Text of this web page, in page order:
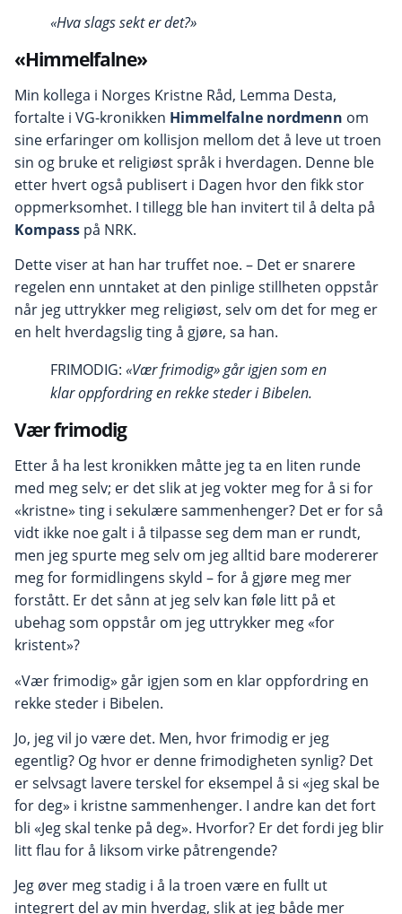
«Hva slags sekt er det?»
«Himmelfalne»
Min kollega i Norges Kristne Råd, Lemma Desta,
fortalte i VG-kronikken Himmelfalne nordmenn om
sine erfaringer om kollisjon mellom det å leve ut troen
sin og bruke et religiøst språk i hverdagen. Denne ble
etter hvert også publisert i Dagen hvor den fikk stor
oppmerksomhet. I tillegg ble han invitert til å delta på
Kompass på NRK.
Dette viser at han har truffet noe. – Det er snarere
regelen enn unntaket at den pinlige stillheten oppstår
når jeg uttrykker meg religiøst, selv om det for meg er
en helt hverdagslig ting å gjøre, sa han.
FRIMODIG: «Vær frimodig» går igjen som en
klar oppfordring en rekke steder i Bibelen.
Vær frimodig
Etter å ha lest kronikken måtte jeg ta en liten runde
med meg selv; er det slik at jeg vokter meg for å si for
«kristne» ting i sekulære sammenhenger? Det er for så
vidt ikke noe galt i å tilpasse seg dem man er rundt,
men jeg spurte meg selv om jeg alltid bare modererer
meg for formidlingens skyld – for å gjøre meg mer
forstått. Er det sånn at jeg selv kan føle litt på et
ubehag som oppstår om jeg uttrykker meg «for
kristent»?
«Vær frimodig» går igjen som en klar oppfordring en
rekke steder i Bibelen.
Jo, jeg vil jo være det. Men, hvor frimodig er jeg
egentlig? Og hvor er denne frimodigheten synlig? Det
er selvsagt lavere terskel for eksempel å si «jeg skal be
for deg» i kristne sammenhenger. I andre kan det fort
bli «Jeg skal tenke på deg». Hvorfor? Er det fordi jeg blir
litt flau for å liksom virke påtrengende?
Jeg øver meg stadig i å la troen være en fullt ut
integrert del av min hverdag, slik at jeg både mer